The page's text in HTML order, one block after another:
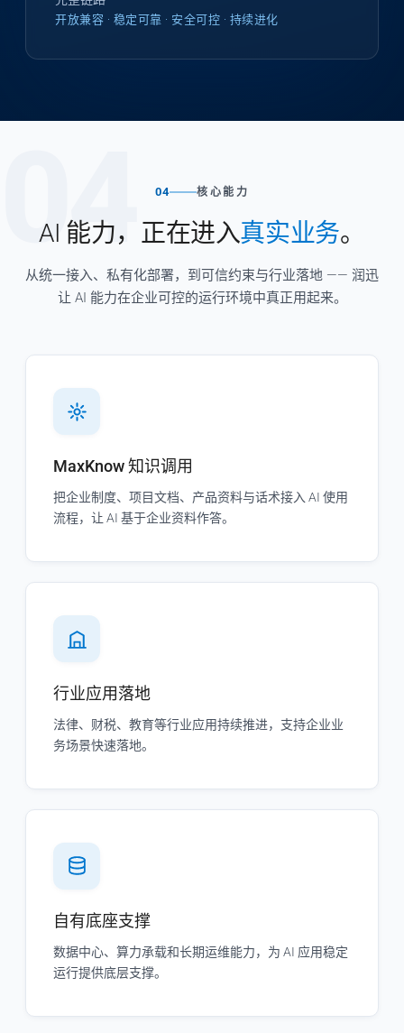
开放兼容 · 稳定可靠 · 安全可控 · 持续进化
04 04 核心能力
AI 能力，正在进入真实业务。
从统一接入、私有化部署，到可信约束与行业落地 —— 润迅
让 AI 能力在企业可控的运行环境中真正用起来。
MaxKnow 知识调用
把企业制度、项目文档、产品资料与话术接入 AI 使用
流程，让 AI 基于企业资料作答。
行业应用落地
法律、财税、教育等行业应用持续推进，支持企业业
务场景快速落地。
自有底座支撑
数据中心、算力承载和长期运维能力，为 AI 应用稳定
运行提供底层支撑。